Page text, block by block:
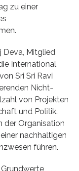
zu einer
Deva, Mitglied
International
Sri Sri Ravi
Nicht-
von Projekten
und Politik.
der Organisation
nachhaltigen
führen.